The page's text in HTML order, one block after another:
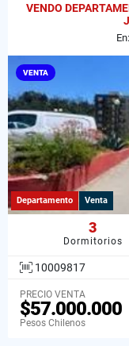
VENDO
VENTA
Departamento Venta
3
Dormitorios
10009817
PRECIO VENTA
$57.000.000
Pesos Chilenos